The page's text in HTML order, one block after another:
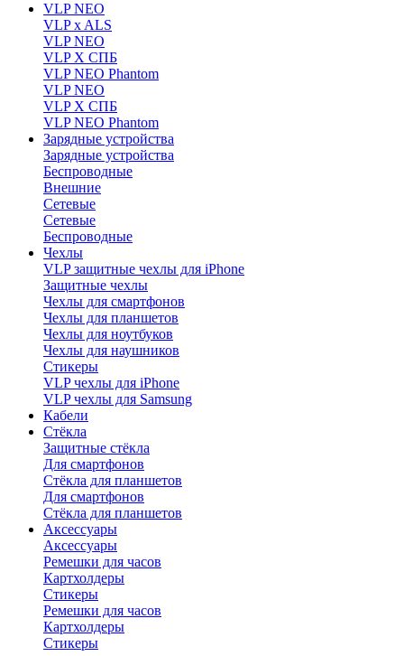
VLP NEO
VLP x ALS
VLP NEO
VLP X СПБ
VLP NEO Phantom
VLP NEO
VLP X СПБ
VLP NEO Phantom
Зарядные устройства
Зарядные устройства
Беспроводные
Внешние
Сетевые
Сетевые
Беспроводные
Чехлы
VLP защитные чехлы для iPhone
Защитные чехлы
Чехлы для смартфонов
Чехлы для планшетов
Чехлы для ноутбуков
Чехлы для наушников
Стикеры
VLP чехлы для iPhone
VLP чехлы для Samsung
Кабели
Стёкла
Защитные стёкла
Для смартфонов
Стёкла для планшетов
Для смартфонов
Стёкла для планшетов
Аксессуары
Аксессуары
Ремешки для часов
Картхолдеры
Стикеры
Ремешки для часов
Картхолдеры
Стикеры